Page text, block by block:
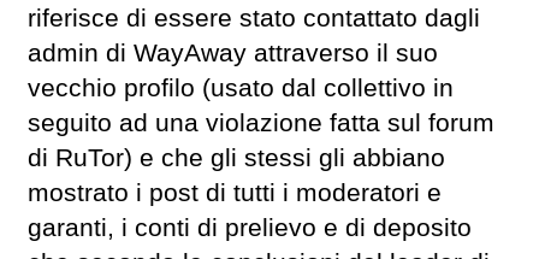
riferisce di essere stato contattato dagli
admin di WayAway attraverso il suo
vecchio profilo (usato dal collettivo in
seguito ad una violazione fatta sul forum
di RuTor) e che gli stessi gli abbiano
mostrato i post di tutti i moderatori e
garanti, i conti di prelievo e di deposito